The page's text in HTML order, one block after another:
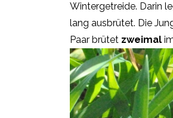
Wintergetreide. Darin
lang ausbrütet. Die
Paar brütet zweimal